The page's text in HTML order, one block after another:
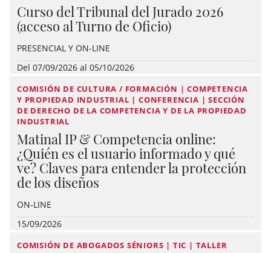
Curso del Tribunal del Jurado 2026
(acceso al Turno de Oficio)
PRESENCIAL Y ON-LINE
Del 07/09/2026 al 05/10/2026
COMISIÓN DE CULTURA / FORMACIÓN | COMPETENCIA
Y PROPIEDAD INDUSTRIAL | CONFERENCIA | SECCIÓN
DE DERECHO DE LA COMPETENCIA Y DE LA PROPIEDAD
INDUSTRIAL
Matinal IP & Competencia online:
¿Quién es el usuario informado y qué
ve? Claves para entender la protección
de los diseños
ON-LINE
15/09/2026
COMISIÓN DE ABOGADOS SÉNIORS | TIC | TALLER